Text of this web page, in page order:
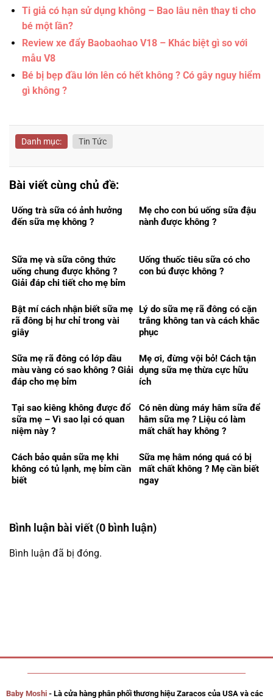
Ti giả có hạn sử dụng không – Bao lâu nên thay ti cho
bé một lần?
Review xe đẩy Baobaohao V18 – Khác biệt gì so với
mẫu V8
Bé bị bẹp đầu lớn lên có hết không ? Có gây nguy hiểm
gì không ?
Danh mục: Tin Tức
Bài viết cùng chủ đề:
Uống trà sữa có ảnh hưởng
đến sữa mẹ không ?
Mẹ cho con bú uống sữa đậu
nành được không ?
Sữa mẹ và sữa công thức
uống chung được không ?
Giải đáp chi tiết cho mẹ bỉm
Uống thuốc tiêu sữa có cho
con bú được không ?
Bật mí cách nhận biết sữa mẹ
rã đông bị hư chỉ trong vài
giây
Lý do sữa mẹ rã đông có cặn
trắng không tan và cách khắc
phục
Sữa mẹ rã đông có lớp dầu
màu vàng có sao không ? Giải
đáp cho mẹ bỉm
Mẹ ơi, đừng vội bỏ! Cách tận
dụng sữa mẹ thừa cực hữu
ích
Tại sao kiêng không được đổ
sữa mẹ – Vì sao lại có quan
niệm này ?
Có nên dùng máy hâm sữa để
hâm sữa mẹ ? Liệu có làm
mất chất hay không ?
Cách bảo quản sữa mẹ khi
không có tủ lạnh, mẹ bỉm cần
biết
Sữa mẹ hâm nóng quá có bị
mất chất không ? Mẹ cần biết
ngay
Bình luận bài viết (0 bình luận)
Bình luận đã bị đóng.
Baby Moshi- Là cửa hàng phân phối thương hiệu Zaracos của USA và các